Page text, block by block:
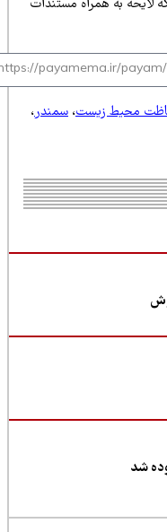
به همراه مستندات
زیست،سمندر،